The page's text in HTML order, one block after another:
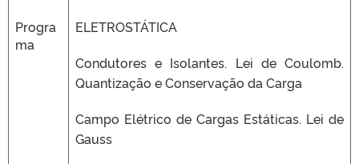
Progra
ma
ELETROSTÁTICA
Condutores e Isolantes. Lei de Coulomb.
Quantização e Conservação da Carga
Campo Elétrico de Cargas Estáticas. Lei de
Gauss